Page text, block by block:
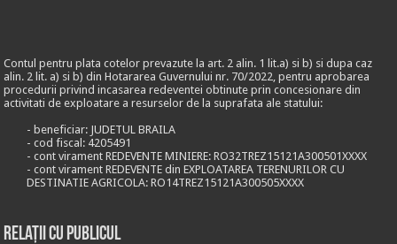
Contul pentru plata cotelor prevazute la art. 2 alin. 1 lit.a) si b) si dupa caz
alin. 2 lit. a) si b) din Hotararea Guvernului nr. 70/2022, pentru aprobarea
procedurii privind incasarea redeventei obtinute prin concesionare din
activitati de exploatare a resurselor de la suprafata ale statului:
- beneficiar: JUDETUL BRAILA
- cod fiscal: 4205491
- cont virament REDEVENTE MINIERE: RO32TREZ15121A300501XXXX
- cont virament REDEVENTE din EXPLOATAREA TERENURILOR CU
DESTINATIE AGRICOLA: RO14TREZ15121A300505XXXX
Relații cu publicul